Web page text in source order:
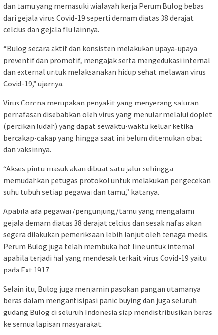
dan tamu yang memasuki wialayah kerja Perum Bulog bebas
dari gejala virus Covid-19 seperti demam diatas 38 derajat
celcius dan gejala flu lainnya.
“Bulog secara aktif dan konsisten melakukan upaya-upaya
preventif dan promotif, mengajak serta mengedukasi internal
dan external untuk melaksanakan hidup sehat melawan virus
Covid-19,” ujarnya.
Virus Corona merupakan penyakit yang menyerang saluran
pernafasan disebabkan oleh virus yang menular melalui doplet
(percikan ludah) yang dapat sewaktu-waktu keluar ketika
bercakap-cakap yang hingga saat ini belum ditemukan obat
dan vaksinnya.
“Akses pintu masuk akan dibuat satu jalur sehingga
memudahkan petugas protokol untuk melakukan pengecekan
suhu tubuh setiap pegawai dan tamu,” katanya.
Apabila ada pegawai /pengunjung/tamu yang mengalami
gejala demam diatas 38 derajat celcius dan sesak nafas akan
segera dilakukan pemeriksaan lebih lanjut oleh tenaga medis.
Perum Bulog juga telah membuka hot line untuk internal
apabila terjadi hal yang mendesak terkait virus Covid-19 yaitu
pada Ext 1917.
Selain itu, Bulog juga menjamin pasokan pangan utamanya
beras dalam mengantisipasi panic buying dan juga seluruh
gudang Bulog di seluruh Indonesia siap mendistribusikan beras
ke semua lapisan masyarakat.